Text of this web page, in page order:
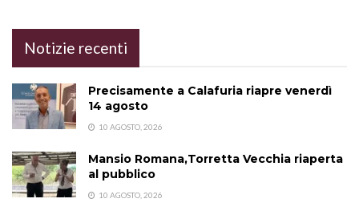
Notizie recenti
Precisamente a Calafuria riapre venerdì
14 agosto
10 AGOSTO, 2026
Mansio Romana,Torretta Vecchia riaperta
al pubblico
10 AGOSTO, 2026